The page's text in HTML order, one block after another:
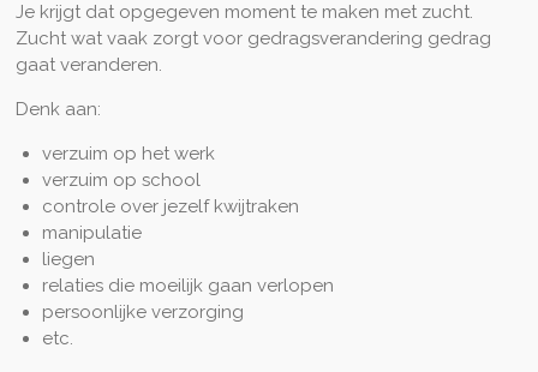
Je krijgt dat opgegeven moment te maken met zucht.
Zucht wat vaak zorgt voor gedragsverandering gedrag
gaat veranderen.
Denk aan:
verzuim op het werk
verzuim op school
controle over jezelf kwijtraken
manipulatie
liegen
relaties die moeilijk gaan verlopen
persoonlijke verzorging
etc.